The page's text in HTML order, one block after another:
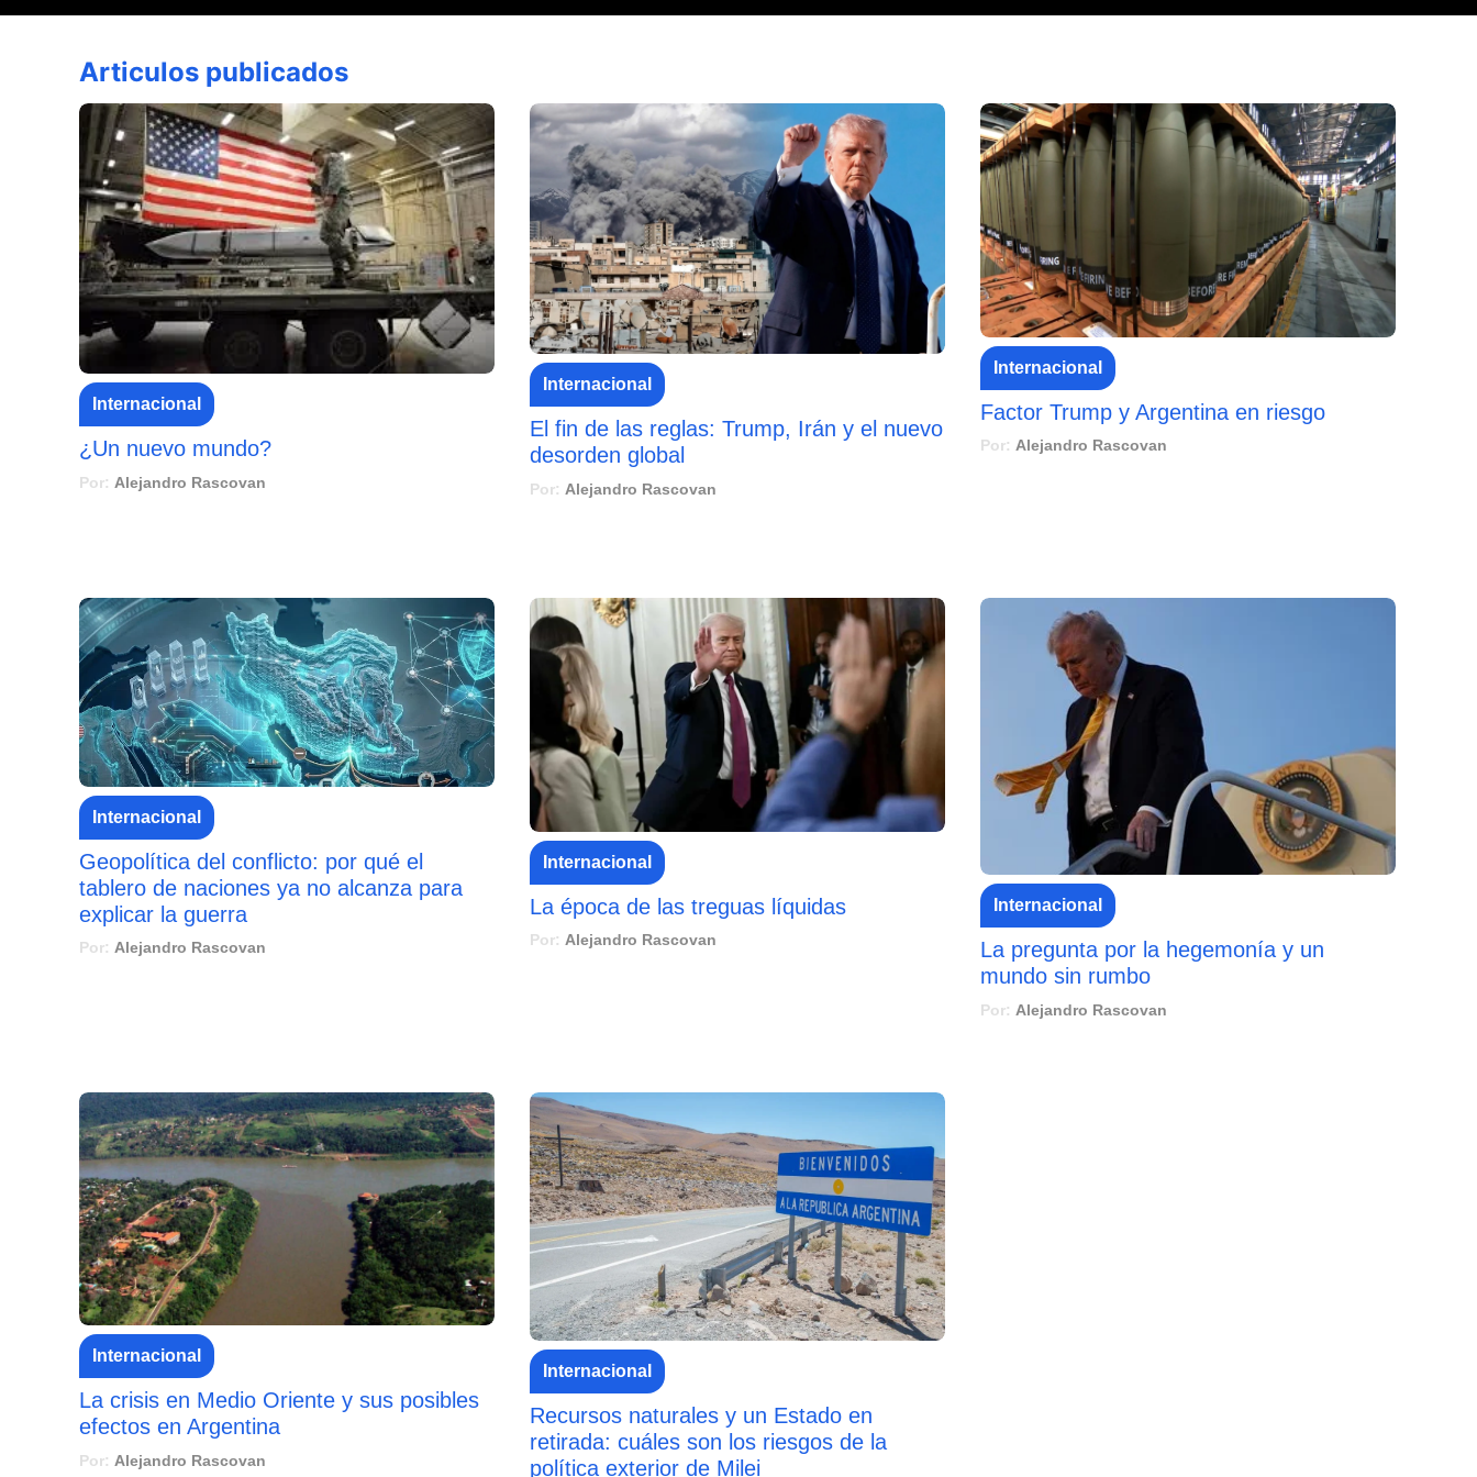
Articulos publicados
Internacional
¿Un nuevo mundo?
Por: Alejandro Rascovan
Internacional
El fin de las reglas: Trump, Irán y el nuevo
desorden global
Por: Alejandro Rascovan
Internacional
Factor Trump y Argentina en riesgo
Por: Alejandro Rascovan
Internacional
Geopolítica del conflicto: por qué el
tablero de naciones ya no alcanza para
explicar la guerra
Por: Alejandro Rascovan
Internacional
La época de las treguas líquidas
Por: Alejandro Rascovan
Internacional
La pregunta por la hegemonía y un
mundo sin rumbo
Por: Alejandro Rascovan
Internacional
La crisis en Medio Oriente y sus posibles
efectos en Argentina
Por: Alejandro Rascovan
Internacional
Recursos naturales y un Estado en
retirada: cuáles son los riesgos de la
política exterior de Milei